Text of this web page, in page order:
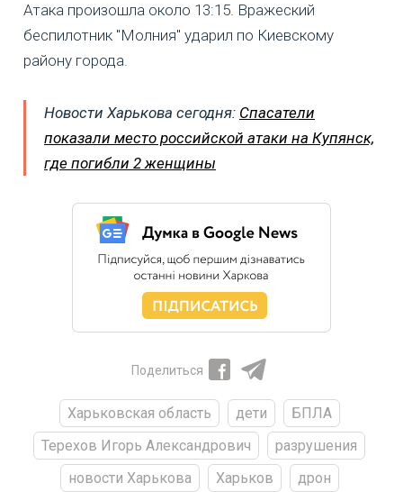
Атака произошла около 13:15. Вражеский
беспилотник "Молния" ударил по Киевскому
району города.
Новости Харькова сегодня: Спасатели
показали место российской атаки на Купянск,
где погибли 2 женщины
Поделиться
Харьковская область дети
БПЛА
Терехов Игорь Александрович
разрушения
новости Харькова
Харьков
дрон